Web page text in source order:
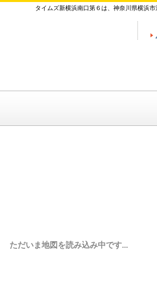
タイムズ新横浜南口第６は、神奈川県横浜
ただいま地図を読み込み中です...